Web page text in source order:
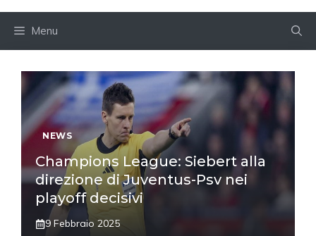
Menu
NEWS
Champions League: Siebert alla
direzione di Juventus-Psv nei
playoff decisivi
9 Febbraio 2025